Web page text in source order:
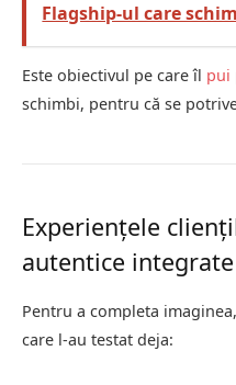
Flagship-ul care
Este obiectivul pe care îl pui
schimbi, pentru că se
Experiențele
autentice
Pentru a completa
care l-au testat deja: